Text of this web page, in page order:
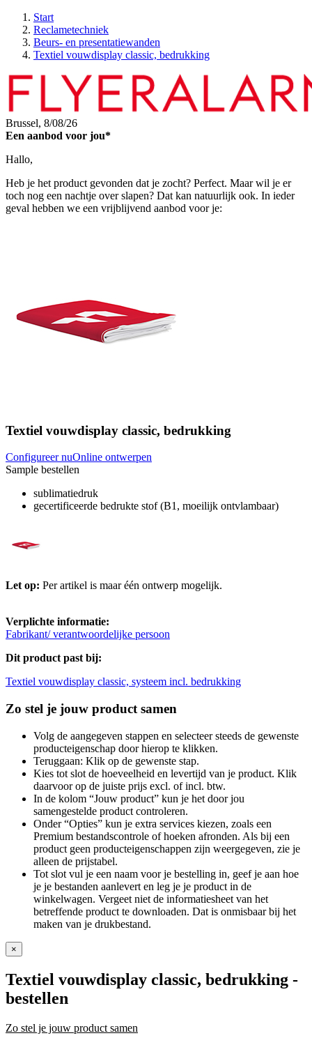
Start
Reclametechniek
Beurs- en presentatiewanden
Textiel vouwdisplay classic, bedrukking
Brussel, 8/08/26
Een aanbod voor jou*
Hallo,
Heb je het product gevonden dat je zocht? Perfect. Maar wil je er
toch nog een nachtje over slapen? Dat kan natuurlijk ook. In ieder
geval hebben we een vrijblijvend aanbod voor je:
Textiel vouwdisplay classic, bedrukking
Configureer nuOnline ontwerpen
Sample bestellen
sublimatiedruk
gecertificeerde bedrukte stof (B1, moeilijk ontvlambaar)
Let op: Per artikel is maar één ontwerp mogelijk.
Verplichte informatie:
Fabrikant/ verantwoordelijke persoon
Dit product past bij:
Textiel vouwdisplay classic, systeem incl. bedrukking
Zo stel je jouw product samen
Volg de aangegeven stappen en selecteer steeds de gewenste
producteigenschap door hierop te klikken.
Teruggaan: Klik op de gewenste stap.
Kies tot slot de hoeveelheid en levertijd van je product. Klik
daarvoor op de juiste prijs excl. of incl. btw.
In de kolom “Jouw product” kun je het door jou
samengestelde product controleren.
Onder “Opties” kun je extra services kiezen, zoals een
Premium bestandscontrole of hoeken afronden. Als bij een
product geen producteigenschappen zijn weergegeven, zie je
alleen de prijstabel.
Tot slot vul je een naam voor je bestelling in, geef je aan hoe
je je bestanden aanlevert en leg je je product in de
winkelwagen. Vergeet niet de informatiesheet van het
betreffende product te downloaden. Dat is onmisbaar bij het
maken van je drukbestand.
×
Textiel vouwdisplay classic, bedrukking -
bestellen
Zo stel je jouw product samen